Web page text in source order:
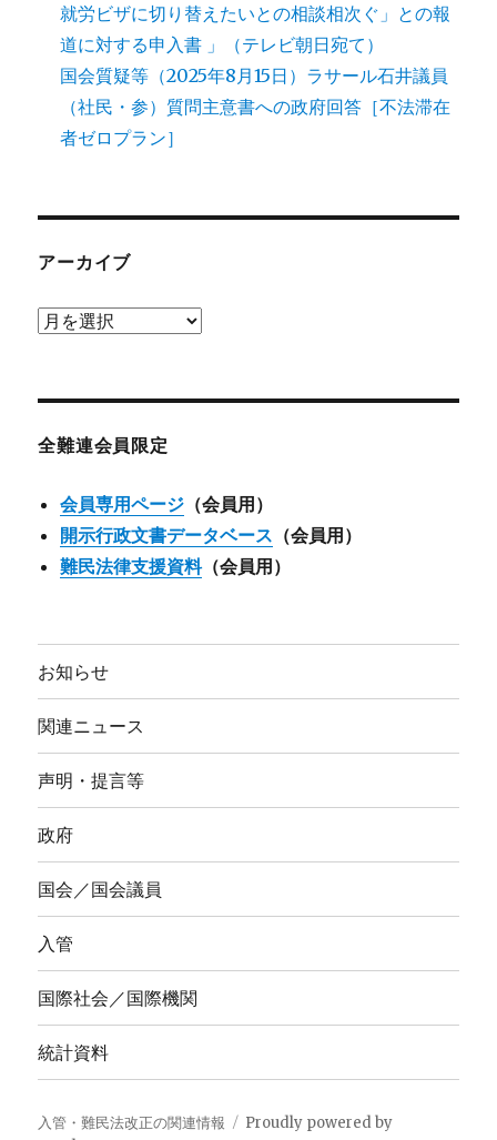
就労ビザに切り替えたいとの相談相次ぐ」との報
道に対する申入書 」（テレビ朝日宛て）
国会質疑等（2025年8月15日）ラサール石井議員
（社民・参）質問主意書への政府回答［不法滞在
者ゼロプラン］
アーカイブ
ア
ブ
全難連会員限定
会員専用ページ （会員用）
開示行政文書データベース （会員用）
難民法律支援資料（会員用）
お知らせ
関連ニュース
声明・提言等
政府
国会／国会議員
入管
国際社会／国際機関
統計資料
入管・難民法改正の関連情報
Proudly powered by